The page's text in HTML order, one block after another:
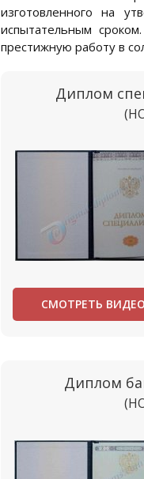
изготовленного на
испытательным
престижную работу в
Диплом
СМОТРЕТЬ ВИДЕО
Диплом